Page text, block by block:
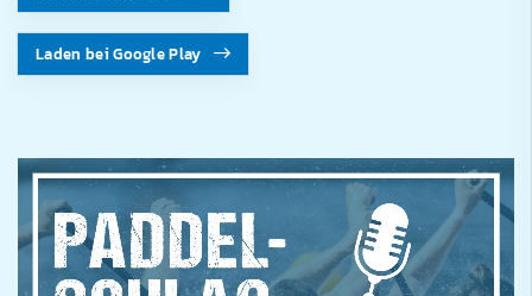
Laden bei Google Play